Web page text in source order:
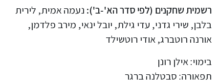
רשמית שחקנים (לפי סדר הא'-ב'): נעמה אמית, לירית
בלבן, שירי גדני, עדי גילת, יובל ינאי, מירב פלדמן,
אורנה רוטברג, אודי רוטשילד
בימוי: אילן רונן
תפאורה: סבטלנה ברגר